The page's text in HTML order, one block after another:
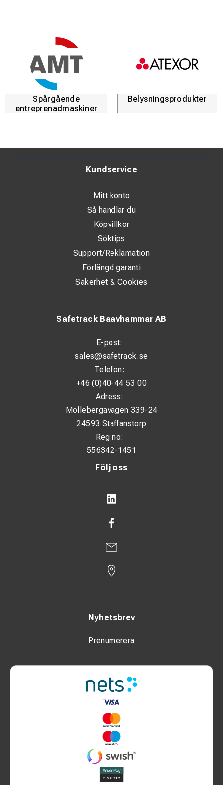
Spårgående
entreprenadmaskiner
Belysningsprodukter
Följ oss
Nyhetsbrev
Prenumerera
Safetrack Baavhammar AB
E-post:
sales@safetrack.se
Telefon:
+46 (0)40-44 53 00
Adress:
Möllebergavägen 339-24
24593 Staffanstorp
Reg.no:
556342-1451
Kundservice
Mitt konto
Så handlar du
Köpvillkor
Söktips
Support/Reklamation
Förlängd garanti
Säkerhet & Cookies